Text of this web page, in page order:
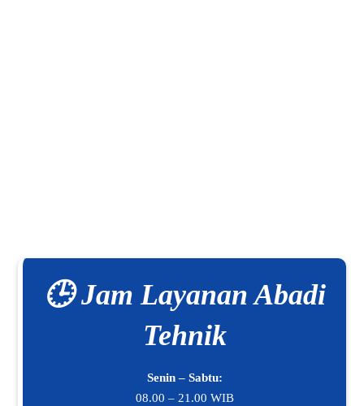
🕒 Jam Layanan Abadi
Tehnik
Senin – Sabtu:
08.00 – 21.00 WIB